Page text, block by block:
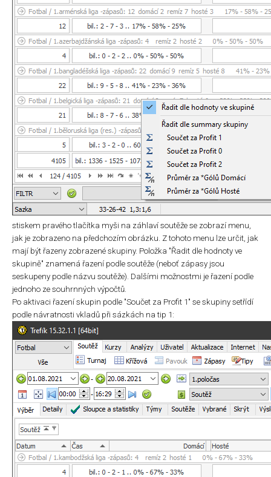
stiskem pravého tlačítka myši na záhlaví soutěže se zobrazí menu,
jak je zobrazeno na předchozím obrázku. Z tohoto menu lze určit, jak
mají být řazeny zobrazené skupiny. Položka "Řadit dle hodnoty ve
skupině" znamená řazení podle soutěže (neboť zápasy jsou
seskupeny podle názvu soutěže). Dalšími možnostmi je řazení podle
jednoho ze souhrnných výpočtů.
Po aktivaci řazení skupin podle "Součet za Profit 1" se skupiny setřídí
podle návratnosti vkladů při sázkách na tip 1: